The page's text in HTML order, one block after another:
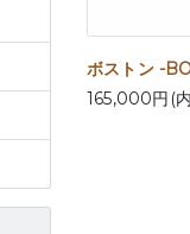
ボストン -
165,000円(